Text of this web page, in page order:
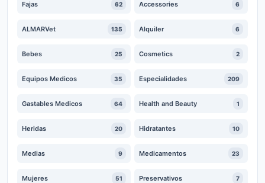
Fajas 62 Accessories 6
ALMARVet 135 Alquiler 6
Bebes 25 Cosmetics 2
Equipos Medicos 35 Especialidades 209
Gastables Medicos 64 Health and Beauty 1
Heridas 20 Hidratantes 10
Medias 9 Medicamentos 23
Mujeres 51 Preservativos 7